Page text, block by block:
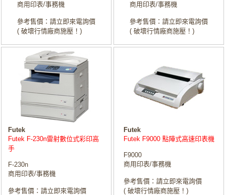
商用印表/事務機
參考售價：請立即來電詢價
( 破壞行情廠商施壓！)
商用印表/事務機
參考售價：請立即來電詢價
( 破壞行情廠商施壓！)
Futek
Futek F-230n雷射數位式彩印高
手
F-230n
商用印表/事務機
參考售價：請立即來電詢價
Futek
Futek F9000 點陣式高速印表機
F9000
商用印表/事務機
參考售價：請立即來電詢價
( 破壞行情廠商施壓！)